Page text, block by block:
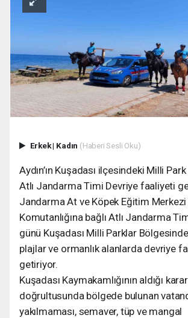
Erkek| Kadın (Haberi Sesli Oku)
Aydın’ın Kuşadası ilçesindeki Milli
Atlı Jandarma Timi Devriye faaliyeti
Jandarma At ve Köpek Eğitim Merkezi
Komutanlığına bağlı Atlı Jandarma
günü Kuşadası Milli Parklar
plajlar ve ormanlık alanlarda devriye
getiriyor.
Kuşadası Kaymakamlığının aldığı
doğrultusunda bölgede bulunan
yakılmaması, semaver, tüp ve mangal